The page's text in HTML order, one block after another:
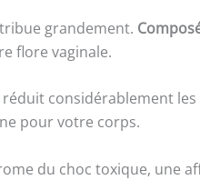
grandement.
flore vaginale.
considérablement
pour votre corps.
du choc toxique, une